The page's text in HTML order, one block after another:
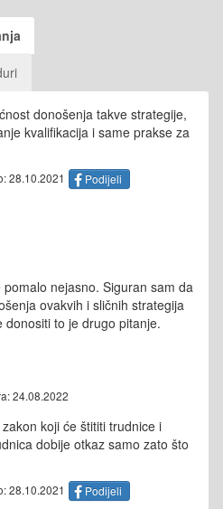
donošenja takve strategije,
kvalifikacija i same prakse za
28.10.2021
Podijeli
nejasno. Siguran sam da
ovakvih i sličnih strategija
to je drugo pitanje.
24.08.2022
koji će štititi trudnice i
dobije otkaz samo zato što
28.10.2021
Podijeli